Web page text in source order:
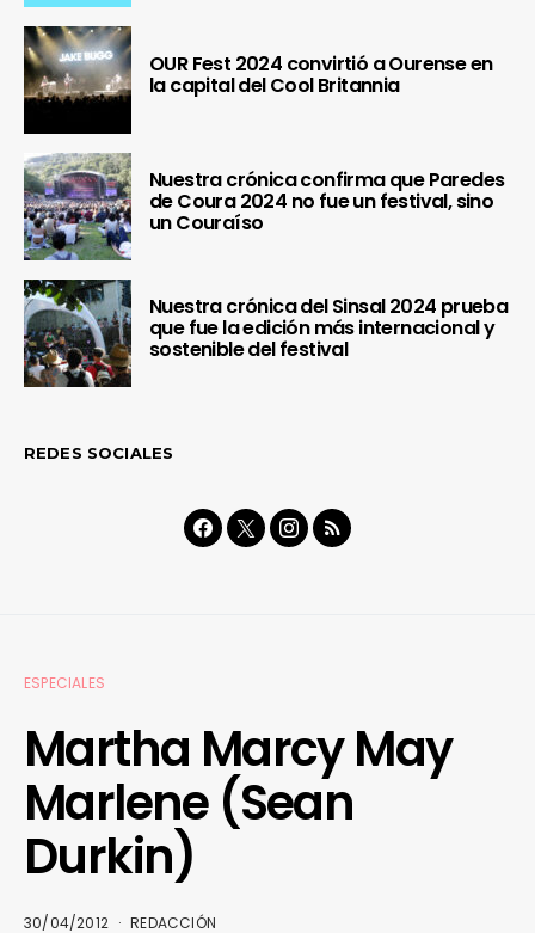
OUR Fest 2024 convirtió a Ourense en
la capital del Cool Britannia
Nuestra crónica confirma que Paredes
de Coura 2024 no fue un festival, sino
un Couraíso
Nuestra crónica del Sinsal 2024 prueba
que fue la edición más internacional y
sostenible del festival
REDES SOCIALES
ESPECIALES
Martha Marcy May
Marlene (Sean
Durkin)
30/04/2012 REDACCIÓN